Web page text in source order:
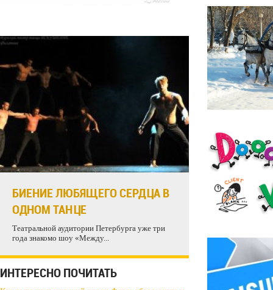
БИЕНИЕ ЛЮБЯЩЕГО СЕРДЦА В
ОДНОМ ТАНЦЕ
Театральной аудитории Петербурга уже три
года знакомо шоу «Между...
ИНТЕРЕСНО ПОЧИТАТЬ